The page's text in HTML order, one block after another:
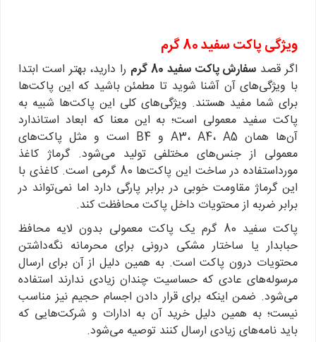
ویژگی‌ پاکت سفید 80 گرم
اگر قصد سفارش پاکت سفید 80 گرم
را دارید، بهتر است ابتدا
با ویژگی‌های آن آشنا شوید تا مطمئن باشید که این پاکت‌ها
برای شما مفید هستند. ویژگی‌های کلی این پاکت‌ها شبیه به
پاکت سفید معمولی است؛ به این معنا که ابعاد استاندارد
آن‌ها همان A3، A4، A5 و B4 است و مثل پاکت‌های
معمولی از جنس‌های مختلفی تولید می‌شود. گرماژ کاغذ
مورداستفاده در ساخت این پاکت‌ها 80 گرمی است. کاغذی با
این گرماژ مقاومت خوبی در برابر پارگی دارد اما نمی‌تواند در
برابر ضربه از محتویات داخل پاکت محافظت کند.
پاکت سفید 80 گرم یک پاکت معمولی بدون لایه محافظ
حبابدار یا ساختار مشکی درونی برای محرمانه نگه‌داشتن
محتویات درون پاکت است. به همین دلیل از آن برای ارسال
مرسوله‌های عادی که حساسیت چندان زیادی ندارند استفاده
می‌شود. ضمن اینکه برای قرار دادن اجسام حجیم نیز مناسب
نیست؛ به همین دلیل خرید آن به ادارات و شرکت‌هایی که
باید نامه‌های زیادی ارسال کنند توصیه می‌شود.